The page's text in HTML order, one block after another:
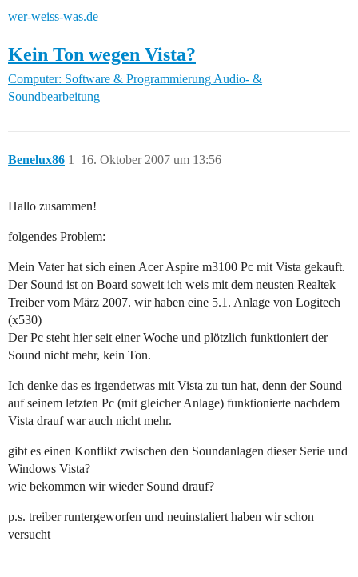
wer-weiss-was.de
Kein Ton wegen Vista?
Computer: Software & Programmierung Audio- &
Soundbearbeitung
Benelux86 16. Oktober 2007 um 13:56
1
Hallo zusammen!
folgendes Problem:
Mein Vater hat sich einen Acer Aspire m3100 Pc mit Vista gekauft.
Der Sound ist on Board soweit ich weis mit dem neusten Realtek
Treiber vom März 2007. wir haben eine 5.1. Anlage von Logitech
(x530)
Der Pc steht hier seit einer Woche und plötzlich funktioniert der
Sound nicht mehr, kein Ton.
Ich denke das es irgendetwas mit Vista zu tun hat, denn der Sound
auf seinem letzten Pc (mit gleicher Anlage) funktionierte nachdem
Vista drauf war auch nicht mehr.
gibt es einen Konflikt zwischen den Soundanlagen dieser Serie und
Windows Vista?
wie bekommen wir wieder Sound drauf?
p.s. treiber runtergeworfen und neuinstaliert haben wir schon
versucht